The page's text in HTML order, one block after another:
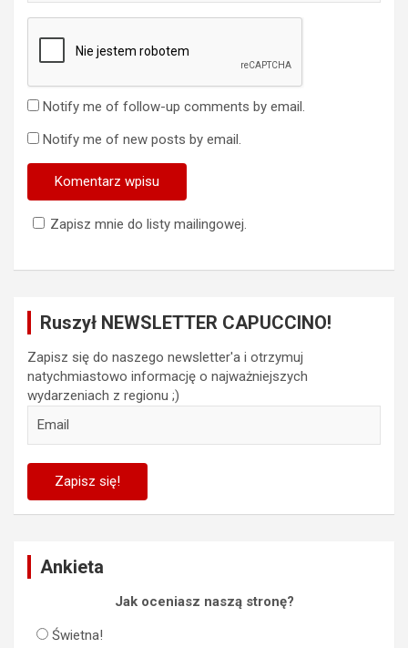
Notify me of follow-up comments by email.
Notify me of new posts by email.
Zapisz mnie do listy mailingowej.
Ruszył NEWSLETTER CAPUCCINO!
Zapisz się do naszego newsletter'a i otrzymuj
natychmiastowo informację o najważniejszych
wydarzeniach z regionu ;)
Ankieta
Jak oceniasz naszą stronę?
Świetna!